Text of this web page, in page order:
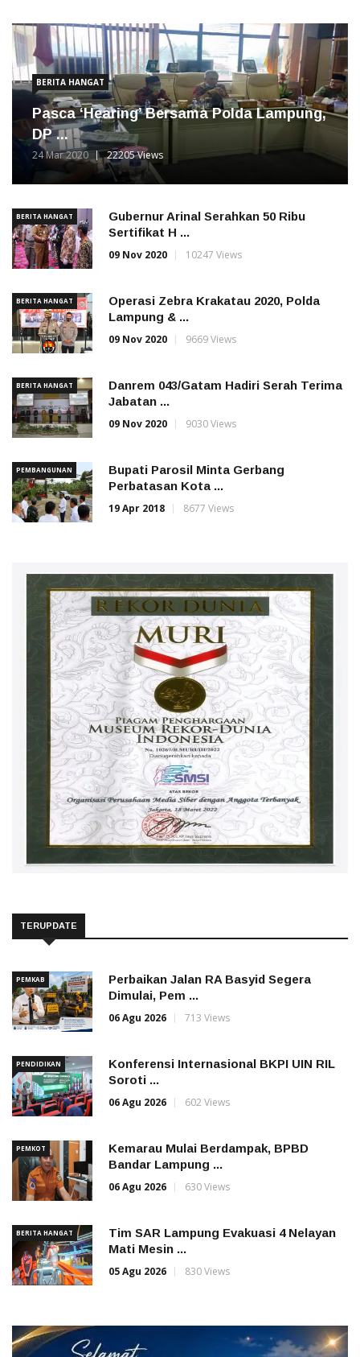
BERITA HANGAT
Pasca ‘Hearing’ Bersama Polda Lampung,
DP ...
24 Mar 2020 22205 Views
BERITA HANGAT
Gubernur Arinal Serahkan 50 Ribu
Sertifikat H ...
09 Nov 2020
10247 Views
BERITA HANGAT
Operasi Zebra Krakatau 2020, Polda
Lampung & ...
09 Nov 2020
9669 Views
BERITA HANGAT
Danrem 043/Gatam Hadiri Serah Terima
Jabatan ...
09 Nov 2020
9030 Views
PEMBANGUNAN
Bupati Parosil Minta Gerbang
Perbatasan Kota ...
19 Apr 2018
8677 Views
TERUPDATE
PEMKAB
Perbaikan Jalan RA Basyid Segera
Dimulai, Pem ...
06 Agu 2026
713 Views
PENDIDIKAN
Konferensi Internasional BKPI UIN RIL
Soroti ...
06 Agu 2026
602 Views
PEMKOT
Kemarau Mulai Berdampak, BPBD
Bandar Lampung ...
06 Agu 2026
630 Views
BERITA HANGAT
Tim SAR Lampung Evakuasi 4 Nelayan
Mati Mesin ...
05 Agu 2026
830 Views